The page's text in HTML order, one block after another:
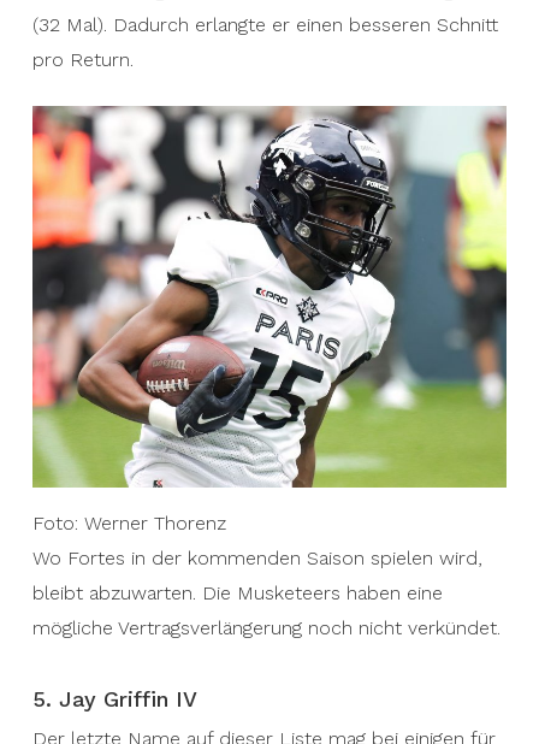
(32 Mal). Dadurch erlangte er einen besseren Schnitt
pro Return.
Foto: Werner Thorenz
Wo Fortes in der kommenden Saison spielen wird,
bleibt abzuwarten. Die Musketeers haben eine
mögliche Vertragsverlängerung noch nicht verkündet.
5. Jay Griffin IV
Der letzte Name auf dieser Liste mag bei einigen für